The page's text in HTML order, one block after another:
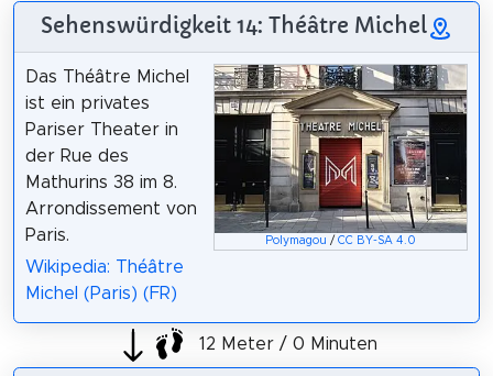
Sehenswürdigkeit 14: Théâtre Michel
Polymagou /CC BY-SA 4.0
Das Théâtre Michel
ist ein privates
Pariser Theater in
der Rue des
Mathurins 38 im 8.
Arrondissement von
Paris.
Wikipedia: Théâtre
Michel (Paris) (FR)
12 Meter / 0 Minuten